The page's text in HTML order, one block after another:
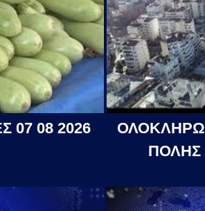
07 08 2026
ΠΟΛΗΣ